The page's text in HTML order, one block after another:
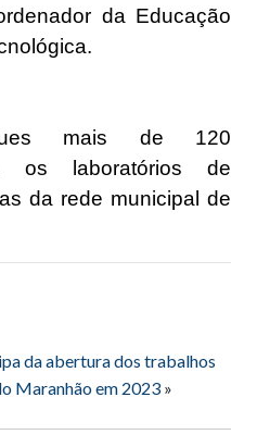
da Educação
mais de 120
os laboratórios de
da rede municipal de
da abertura dos trabalhos
Maranhão em 2023 »